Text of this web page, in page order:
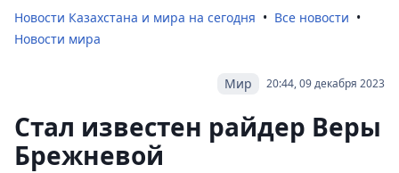
Новости Казахстана и мира на сегодня
Все новости
Новости мира
20:44, 09 декабря 2023
Мир
Стал известен райдер Веры
Брежневой